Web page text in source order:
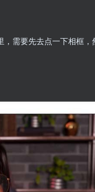
需要先去点一下相框